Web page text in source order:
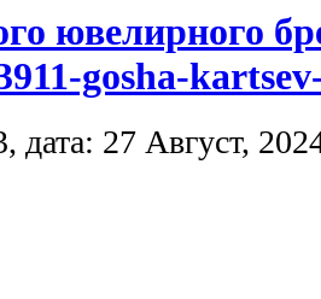
ювелирного
gosha-
дата: 27 Август,